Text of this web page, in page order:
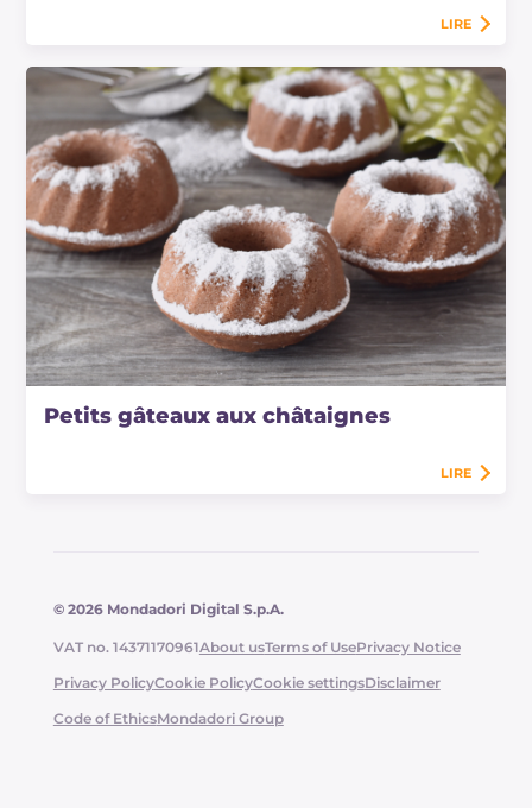
LIRE
Petits gâteaux aux châtaignes
LIRE
© 2026 Mondadori Digital S.p.A.
VAT no. 14371170961About usTerms of UsePrivacy Notice
Privacy PolicyCookie PolicyCookie settingsDisclaimer
Code of EthicsMondadori Group